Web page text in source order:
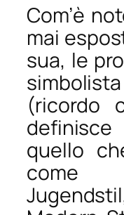
Com’è
mai
sua, le
(ricordo
quello
come